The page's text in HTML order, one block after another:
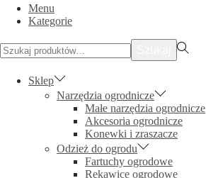
Menu
Kategorie
Szukać:>
Sklep
Narzędzia ogrodnicze
Małe narzędzia ogrodnicze
Akcesoria ogrodnicze
Konewki i zraszacze
Odzież do ogrodu
Fartuchy ogrodowe
Rękawice ogrodowe